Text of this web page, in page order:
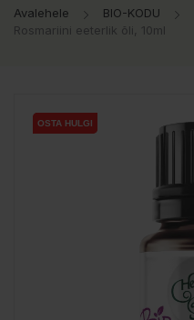
Avalehele BIO-KODU
Rosmariini eeterlik õli, 10ml
OSTA HULGI
OSTA HULGI